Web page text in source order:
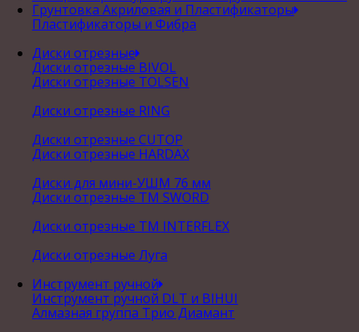
Грунтовка Акриловая и Пластификаторы
Пластификаторы и Фибра
Диски отрезные
Диски отрезные BIVOL
Диски отрезные TOLSEN
Диски отрезные RING
Диски отрезные CUTOP
Диски отрезные HARDAX
Диски для мини-УШМ 76 мм
Диски отрезные ТМ SWORD
Диски отрезные ТМ INTERFLEX
Диски отрезные Луга
Инструмент ручной
Инструмент ручной DLT и BIHUI
Алмазная группа Трио Диамант